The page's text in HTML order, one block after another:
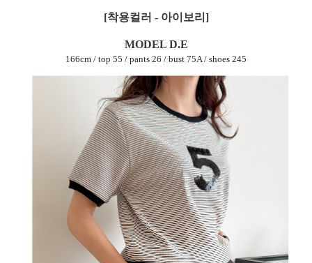
[착용컬러 - 아이보리]
MODEL D.E
166cm / top 55 / pants 26 / bust 75A / shoes 245